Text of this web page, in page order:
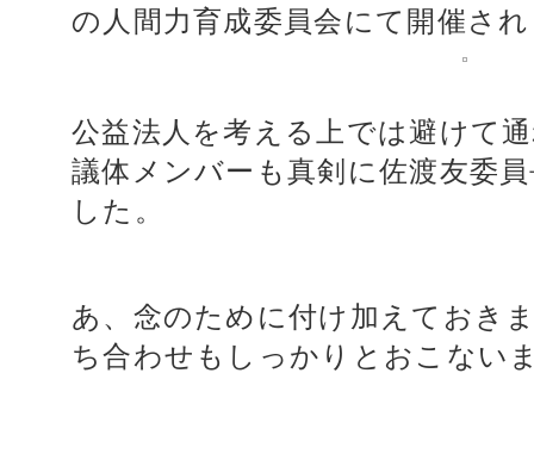
の人間力育成委員会にて開催さ
公益法人を考える上では避けて
議体メンバーも真剣に佐渡友委
した。
あ、念のために付け加えておき
ち合わせもしっかりとおこない